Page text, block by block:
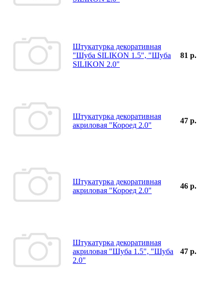
Штукатурка декоративная
"Шуба SILIKON 1.5", "Шуба
SILIKON 2.0"
81 р.
Штукатурка декоративная
акриловая "Короед 2.0"
47 р.
Штукатурка декоративная
акриловая "Короед 2.0"
46 р.
Штукатурка декоративная
акриловая "Шуба 1.5", "Шуба
2.0"
47 р.